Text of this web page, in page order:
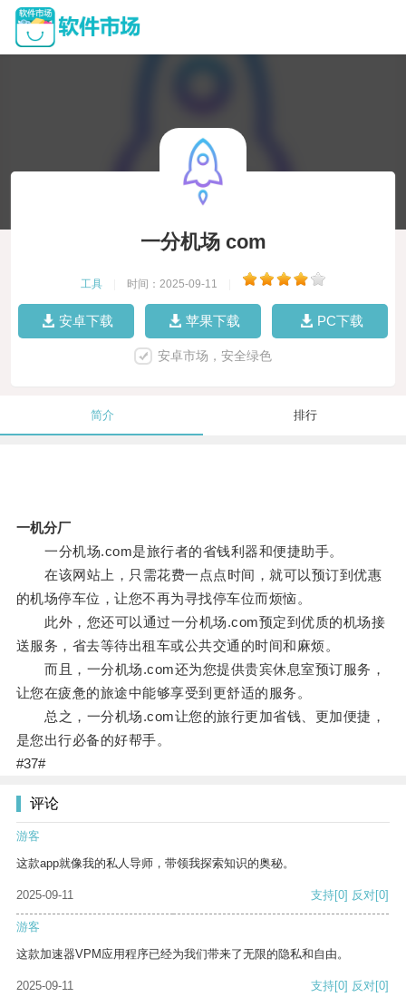
一分机场 com
工具 时间：2025-09-11
安卓下载 苹果下载 PC下载
安卓市场，安全绿色
简介 排行
一机分厂
一分机场.com是旅行者的省钱利器和便捷助手。
在该网站上，只需花费一点点时间，就可以预订到优惠
的机场停车位，让您不再为寻找停车位而烦恼。
此外，您还可以通过一分机场.com预定到优质的机场接
送服务，省去等待出租车或公共交通的时间和麻烦。
而且，一分机场.com还为您提供贵宾休息室预订服务，
让您在疲惫的旅途中能够享受到更舒适的服务。
总之，一分机场.com让您的旅行更加省钱、更加便捷，
是您出行必备的好帮手。
#37#
评论
游客
这款app就像我的私人导师，带领我探索知识的奥秘。
2025-09-11 支持[0] 反对[0]
游客
这款加速器VPM应用程序已经为我们带来了无限的隐私和自由。
2025-09-11 支持[0] 反对[0]